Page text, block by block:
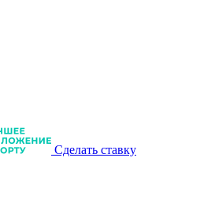
Сделать ставку